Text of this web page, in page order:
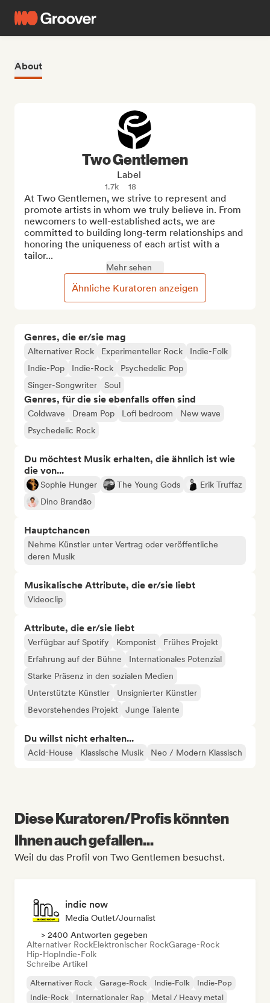
About
Genres, die er/sie mag
Alternativer Rock Experimenteller Rock
Indie-Folk
Indie-Pop
Indie-Rock
Psychedelic Pop
Singer-Songwriter
Soul
Genres, für die sie ebenfalls offen sind
Coldwave Dream Pop Lofi bedroom
New wave
Psychedelic Rock
Du möchtest Musik erhalten, die ähnlich ist wie
die von...
Sophie Hunger The Young Gods
Erik Truffaz
Dino Brandāo
Hauptchancen
Nehme Künstler unter Vertrag oder veröffentliche
deren Musik
Musikalische Attribute, die er/sie liebt
Videoclip
Attribute, die er/sie liebt
Verfügbar auf Spotify Komponist
Frühes Projekt
Erfahrung auf der Bühne
Internationales Potenzial
Starke Präsenz in den sozialen Medien
Unterstützte Künstler
Unsignierter Künstler
Bevorstehendes Projekt
Junge Talente
Du willst nicht erhalten...
Acid-House Klassische Musik Neo / Modern Klassisch
Two Gentlemen
Label
1.7k 18
At Two Gentlemen, we strive to represent and
promote artists in whom we truly believe in. From
newcomers to well-established acts, we are
committed to building long-term relationships and
honoring the uniqueness of each artist with a
tailor...
Mehr sehen
Ähnliche Kuratoren anzeigen
Diese Kuratoren/Profis könnten
Ihnen auch gefallen...
Weil du das Profil von Two Gentlemen besuchst.
indie now
Media Outlet/Journalist
> 2400 Antworten gegeben
Alternativer RockElektronischer RockGarage-Rock
Hip-HopIndie-Folk
Schreibe Artikel
Alternativer Rock Garage-Rock Indie-Folk
Indie-Pop
Indie-Rock
Internationaler Rap
Metal / Heavy metal